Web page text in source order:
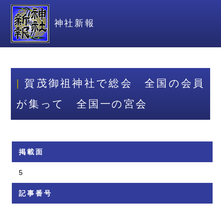
神社新報
賀茂御祖神社で総会 全国の会員
が集って 全国一の宮会
掲載面
5
記事番号